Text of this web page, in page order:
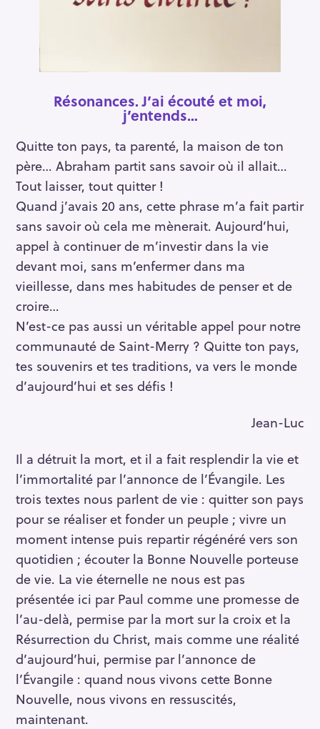
Résonances. J’ai écouté et moi,
j’entends…
Quitte ton pays, ta parenté, la maison de ton
père… Abraham partit sans savoir où il allait…
Tout laisser, tout quitter !
Quand j’avais 20 ans, cette phrase m’a fait partir
sans savoir où cela me mènerait. Aujourd’hui,
appel à continuer de m’investir dans la vie
devant moi, sans m’enfermer dans ma
vieillesse, dans mes habitudes de penser et de
croire…
N’est-ce pas aussi un véritable appel pour notre
communauté de Saint-Merry ? Quitte ton pays,
tes souvenirs et tes traditions, va vers le monde
d’aujourd’hui et ses défis !
Jean-Luc
Il a détruit la mort, et il a fait resplendir la vie et
l’immortalité par l’annonce de l’Évangile. Les
trois textes nous parlent de vie : quitter son pays
pour se réaliser et fonder un peuple ; vivre un
moment intense puis repartir régénéré vers son
quotidien ; écouter la Bonne Nouvelle porteuse
de vie. La vie éternelle ne nous est pas
présentée ici par Paul comme une promesse de
l’au-delà, permise par la mort sur la croix et la
Résurrection du Christ, mais comme une réalité
d’aujourd’hui, permise par l’annonce de
l’Évangile : quand nous vivons cette Bonne
Nouvelle, nous vivons en ressuscités,
maintenant.